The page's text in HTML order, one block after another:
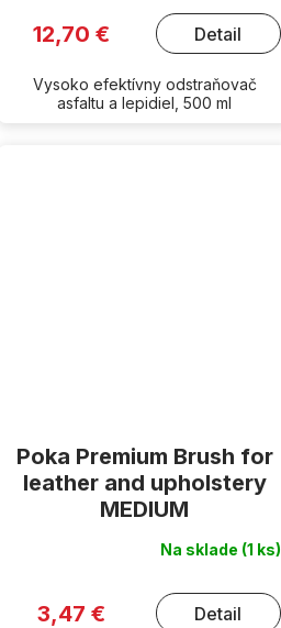
12,70 € Detail
Vysoko efektívny odstraňovač
asfaltu a lepidiel, 500 ml
Poka Premium Brush for
leather and upholstery
MEDIUM
Na sklade (1 ks)
3,47 € Detail